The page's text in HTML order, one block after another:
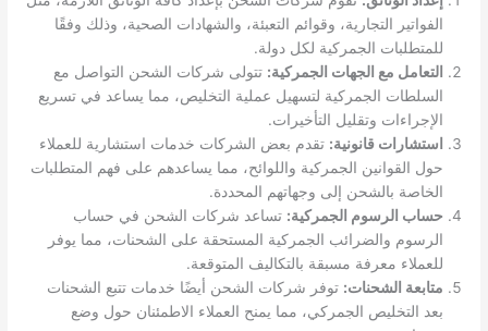
الفواتير التجارية، وقوائم التعبئة، والشهادات الصحية، وذلك وفقًا
للمتطلبات الجمركية لكل دولة.
التعامل مع الجهات الجمركية: تتولى شركات الشحن التواصل مع
السلطات الجمركية لتسهيل عملية التخليص، مما يساعد في تسريع
الإجراءات وتقليل التأخيرات.
استشارات قانونية: تقدم بعض الشركات خدمات استشارية للعملاء
حول القوانين الجمركية واللوائح، مما يساعدهم على فهم المتطلبات
الخاصة بالشحن إلى وجهاتهم المحددة.
حساب الرسوم الجمركية: تساعد شركات الشحن في حساب
الرسوم والضرائب الجمركية المستحقة على الشحنات، مما يوفر
للعملاء معرفة مسبقة بالتكاليف المتوقعة.
متابعة الشحنات: توفر شركات الشحن أيضًا خدمات تتبع الشحنات
بعد التخليص الجمركي، مما يمنح العملاء الاطمئنان حول وضع